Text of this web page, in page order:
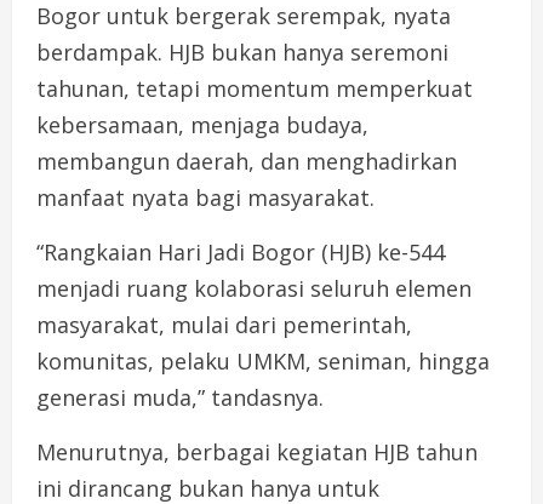
Bogor untuk bergerak serempak, nyata
berdampak. HJB bukan hanya seremoni
tahunan, tetapi momentum memperkuat
kebersamaan, menjaga budaya,
membangun daerah, dan menghadirkan
manfaat nyata bagi masyarakat.
“Rangkaian Hari Jadi Bogor (HJB) ke-544
menjadi ruang kolaborasi seluruh elemen
masyarakat, mulai dari pemerintah,
komunitas, pelaku UMKM, seniman, hingga
generasi muda,” tandasnya.
Menurutnya, berbagai kegiatan HJB tahun
ini dirancang bukan hanya untuk